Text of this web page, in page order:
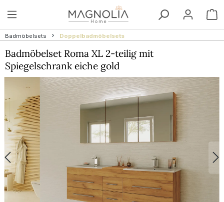
Zum Hauptinhalt springen
Badmöbelsets Doppelbadmöbelsets
Badmöbelset Roma XL 2-teilig mit
Spiegelschrank eiche gold
Bildergalerie überspringen